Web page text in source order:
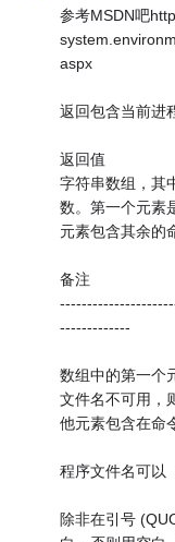
参考MSDN吧
aspx
返回包含当前进
返回值
字符串数组，其
数。第一个元素
元素包含其余的
备注
-------------
数组中的第一个
文件名不可用，
他元素包含在命
程序文件名可以
除非在引号